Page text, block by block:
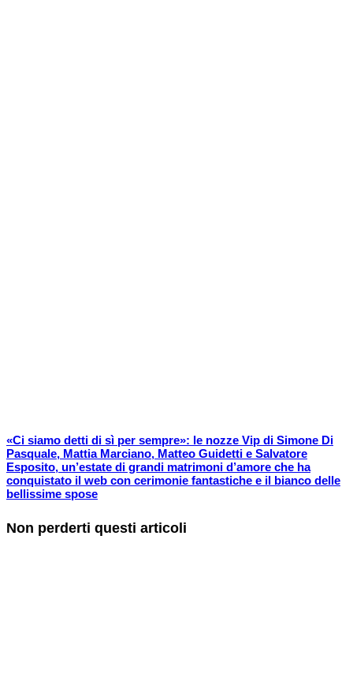
«Ci siamo detti di sì per sempre»: le nozze Vip di Simone Di
Pasquale, Mattia Marciano, Matteo Guidetti e Salvatore
Esposito, un’estate di grandi matrimoni d’amore che ha
conquistato il web con cerimonie fantastiche e il bianco delle
bellissime spose
Non perderti questi articoli